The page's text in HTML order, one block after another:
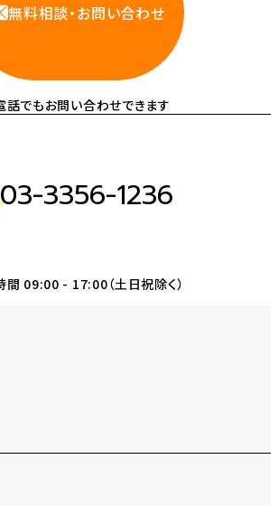
無料相談・お問い合わせ
話でもお問い合わせできます
03-3356-1236
間 09:00 - 17:00（土日祝除く）